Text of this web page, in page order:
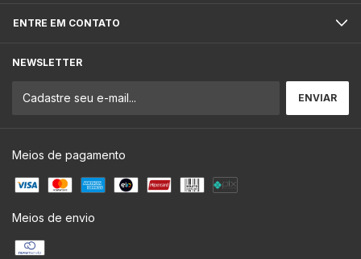
ENTRE EM CONTATO
NEWSLETTER
Meios de pagamento
Meios de envio